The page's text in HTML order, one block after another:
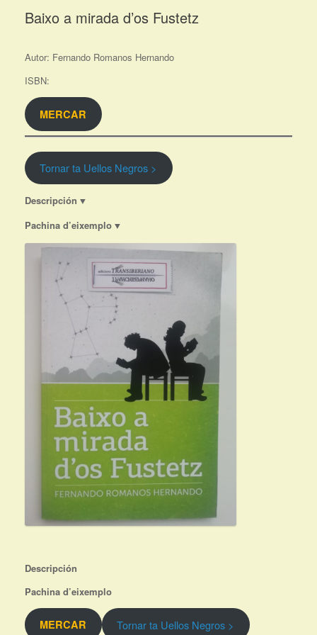
Baixo a mirada d’os Fustetz
Autor: Fernando Romanos Hernando
ISBN:
MERCAR
Tornar ta Uellos Negros >
Descripción ▼
Pachina d’eixemplo ▼
Descripción
Pachina d’eixemplo
MERCAR Tornar ta Uellos Negros >